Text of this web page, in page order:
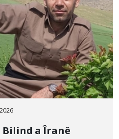
Bilind a Îranê